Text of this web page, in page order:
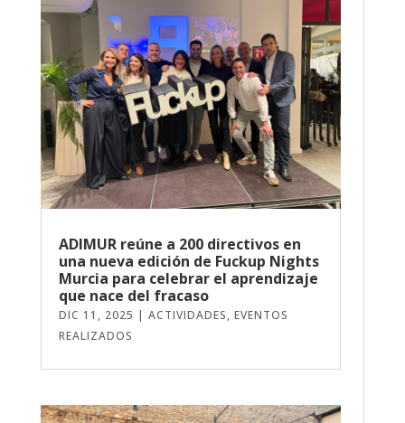
ADIMUR reúne a 200 directivos en
una nueva edición de Fuckup Nights
Murcia para celebrar el aprendizaje
que nace del fracaso
DIC 11, 2025 | ACTIVIDADES, EVENTOS
REALIZADOS